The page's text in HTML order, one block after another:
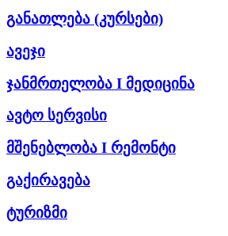
განათლება (კურსები)
ავეჯი
ჯანმრთელობა I მედიცინა
ავტო სერვისი
მშენებლობა I რემონტი
გაქირავება
ტურიზმი